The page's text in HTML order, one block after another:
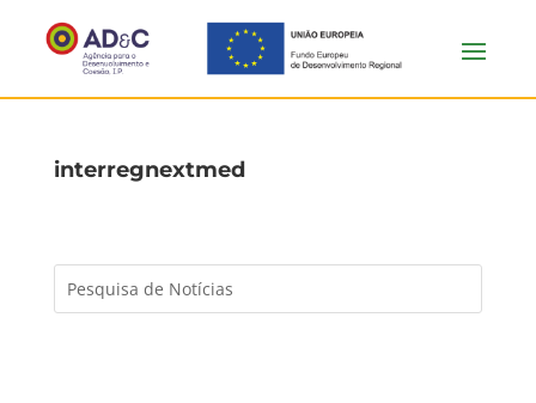
interregnextmed